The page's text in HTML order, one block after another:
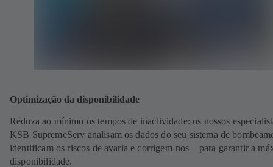
Optimização da disponibilidade
Reduza ao mínimo os tempos de inactividade: os nossos
KSB SupremeServ analisam os dados do seu sistema de
identificam os riscos de avaria e corrigem-nos – para garantir a
disponibilidade.